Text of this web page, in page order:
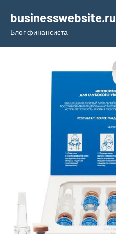
содержимому
businesswebsite.ru
Блог финансиста